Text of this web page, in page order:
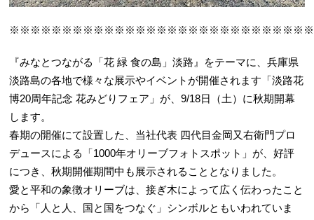
『みなとつながる「花 緑 食の島」淡路』をテーマに、兵庫県
淡路島の各地で様々な展示やイベントが開催されます「淡路花
博20周年記念 花みどりフェア」が、9/18日（土）に秋期開幕
します。
春期の開催にて設置した、当社代表 四代目金岡又右衛門プロ
デュースによる「1000年オリーブフォトスポット」が、好評
につき、秋期開催期間中も展示されることとなりました。
愛と平和の象徴オリーブは、接ぎ木によって広く伝わったこと
から「人と人、国と国をつなぐ」シンボルともいわれていま